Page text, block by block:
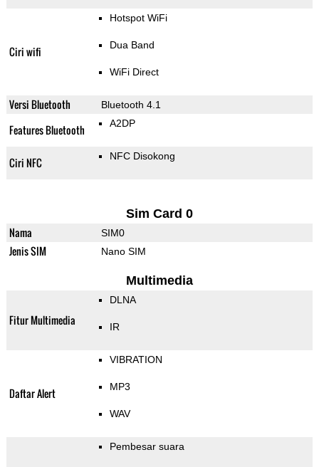
Ciri wifi
Hotspot WiFi
Dua Band
WiFi Direct
Versi Bluetooth Bluetooth 4.1
Features Bluetooth A2DP
Ciri NFC NFC Disokong
Sim Card 0
Nama SIM0
Jenis SIM Nano SIM
Multimedia
Fitur Multimedia
DLNA
IR
Daftar Alert
VIBRATION
MP3
WAV
Pembesar suara